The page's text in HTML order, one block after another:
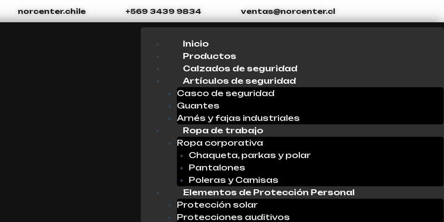
norcenter.chile +569 3439 9834 ventas@norcenter.cl
Inicio
Productos
Calzados de seguridad
Artículos de seguridad
Casco de seguridad
Guantes
Arnés y fajas industriales
Ropa de trabajo
Ropa corporativa
Chaqueta, parkas y polar
Pantalones
Poleras y Camisas
Elementos de Protección Personal
Protección solar
Protecciones auditivos